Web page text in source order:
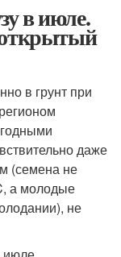
в июле.
открытый
в грунт при
даже
(семена не
а молодые
не